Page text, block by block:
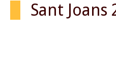
Sant Joans